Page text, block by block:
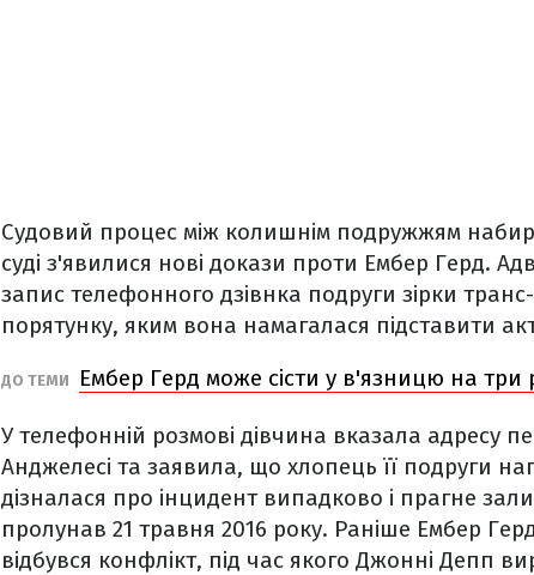
Судовий процес між колишнім подружжям
суді з'явилися нові докази проти Ембер Герд.
запис телефонного дзівнка подруги зірки
порятунку, яким вона намагалася підставити
ДО ТЕМИ Ембер Герд може сісти у в'язницю на
У телефонній розмові дівчина вказала адресу
Анджелесі та заявила, що хлопець її подруги
дізналася про інцидент випадково і прагне
пролунав 21 травня 2016 року. Раніше Ембер
відбувся конфлікт, під час якого Джонні Депп